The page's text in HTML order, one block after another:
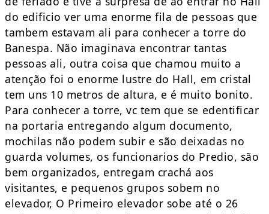
do edificio ver uma enorme fila de pessoas que
tambem estavam ali para conhecer a torre do
Banespa. Não imaginava encontrar tantas
pessoas ali, outra coisa que chamou muito a
atenção foi o enorme lustre do Hall, em cristal
tem uns 10 metros de altura, e é muito bonito.
Para conhecer a torre, vc tem que se edentificar
na portaria entregando algum documento,
mochilas não podem subir e são deixadas no
guarda volumes, os funcionarios do Predio, são
bem organizados, entregam crachá aos
visitantes, e pequenos grupos sobem no
elevador, O Primeiro elevador sobe até o 26